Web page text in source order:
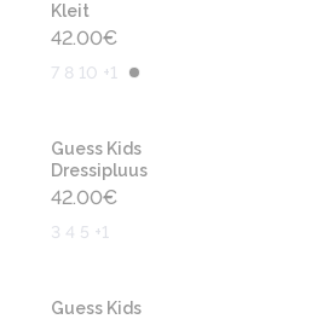
Kleit
42.00€
7 8 10 +1
Guess Kids
Dressipluus
42.00€
3 4 5 +1
Guess Kids